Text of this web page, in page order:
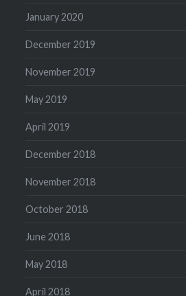
January 2020
December 2019
November 2019
May 2019
April 2019
December 2018
November 2018
October 2018
June 2018
May 2018
April 2018